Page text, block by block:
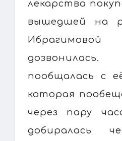
лекарства
вышедшей на
пообщалась с
которая
через пару
добиралась